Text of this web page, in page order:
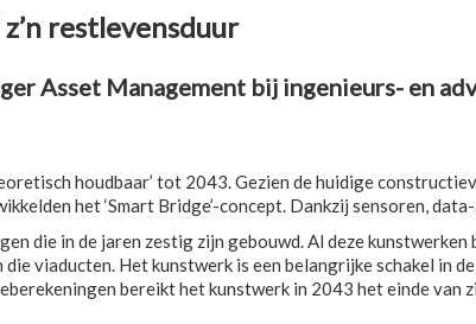
restlevensduur
Asset Management bij ingenieurs- en
houdbaar’ tot 2043. Gezien de huidige
het ‘Smart Bridge’-concept. Dankzij sensoren,
die in de jaren zestig zijn gebouwd. Al deze
die viaducten. Het kunstwerk is een belangrijke schakel
bereikt het kunstwerk in 2043 het einde van